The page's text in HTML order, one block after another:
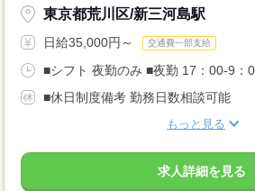
東京都荒川区/新三河島駅
日給35,000円～ 交通費一部支給
■シフト 夜勤のみ ■夜勤 17：00-9：
■休日制度備考 勤務日数相談可能
もっと見る
求人詳細を見る